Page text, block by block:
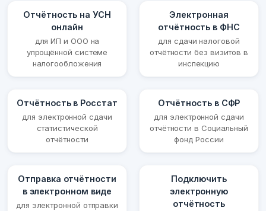
Отчётность на УСН
онлайн
для ИП и ООО на
упрощённой системе
налогообложения
Электронная
отчётность в ФНС
для сдачи налоговой
отчётности без визитов в
инспекцию
Отчётность в Росстат
для электронной сдачи
статистической
отчётности
Отчётность в СФР
для электронной сдачи
отчётности в Социальный
фонд России
Отправка отчётности
в электронном виде
для электронной отправки
Подключить
электронную
отчётность